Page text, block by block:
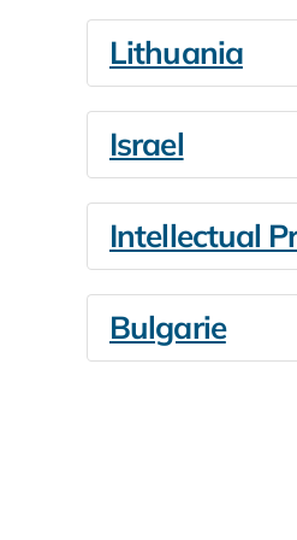
Lithuania
Israel
Intellectual
Bulgarie